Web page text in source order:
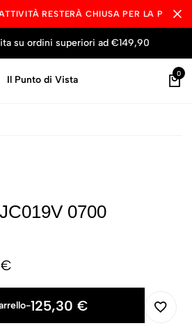
RESTERÀ CHIUSA PER LA
su ordini superiori ad €149,90
0
0700
€
-125,30 €